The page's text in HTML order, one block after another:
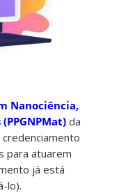
Nanociência,
da
credenciamento
para atuarem
já está
lo).